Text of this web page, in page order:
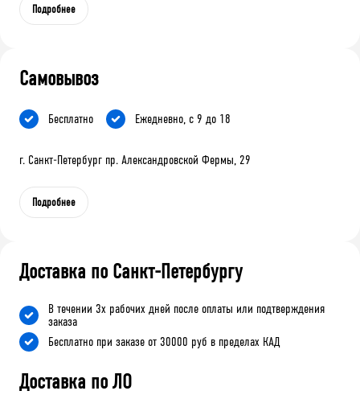
Подробнее
Самовывоз
Бесплатно Ежедневно, с 9 до 18
г. Санкт-Петербург пр. Александровской Фермы, 29
Подробнее
Доставка по Санкт-Петербургу
В течении 3х рабочих дней после оплаты или подтверждения
заказа
Бесплатно при заказе от 30000 руб в пределах КАД
Доставка по ЛО